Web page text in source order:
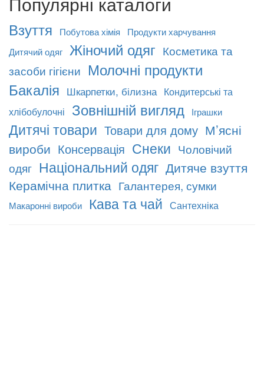
Взуття Побутова хімія
Продукти харчування
Дитячий одяг Жіночий одяг Косметика та
засоби гігієни Молочні продукти
Бакалія Шкарпетки, білизна Кондитерські та
хлібобулочні
Зовнішній вигляд Іграшки
Дитячі товари Товари для дому М’ясні
вироби Консервація Снеки Чоловічий
одяг Національний одяг Дитяче взуття
Керамічна плитка Галантерея, сумки
Макаронні вироби Кава та чай Сантехніка